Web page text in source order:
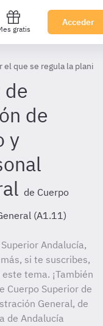
gratis
Acceder
que se regula la
de
y
de Cuerpo
(A1.11)
Andalucía,
si te suscribes,
tema. ¡También
Cuerpo Superior de
General, de
de Andalucía